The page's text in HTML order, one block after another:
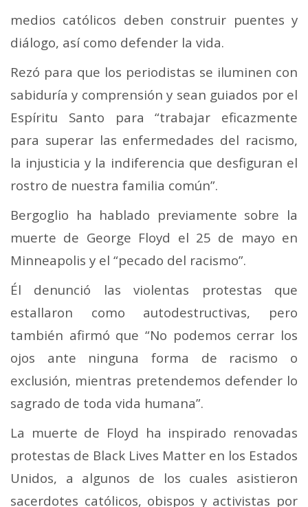
medios católicos deben construir puentes y
diálogo, así como defender la vida.
Rezó para que los periodistas se iluminen con
sabiduría y comprensión y sean guiados por el
Espíritu Santo para “trabajar eficazmente
para superar las enfermedades del racismo,
la injusticia y la indiferencia que desfiguran el
rostro de nuestra familia común”.
Bergoglio ha hablado previamente sobre la
muerte de George Floyd el 25 de mayo en
Minneapolis y el “pecado del racismo”.
Él denunció las violentas protestas que
estallaron como autodestructivas, pero
también afirmó que “No podemos cerrar los
ojos ante ninguna forma de racismo o
exclusión, mientras pretendemos defender lo
sagrado de toda vida humana”.
La muerte de Floyd ha inspirado renovadas
protestas de Black Lives Matter en los Estados
Unidos, a algunos de los cuales asistieron
sacerdotes católicos, obispos y activistas por